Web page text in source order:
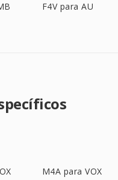
F4V para AU
M4A para VOX